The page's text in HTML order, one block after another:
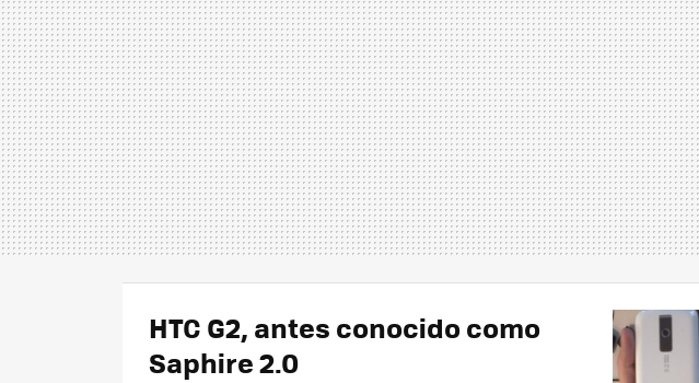
HTC G2, antes conocido como
Saphire 2.0